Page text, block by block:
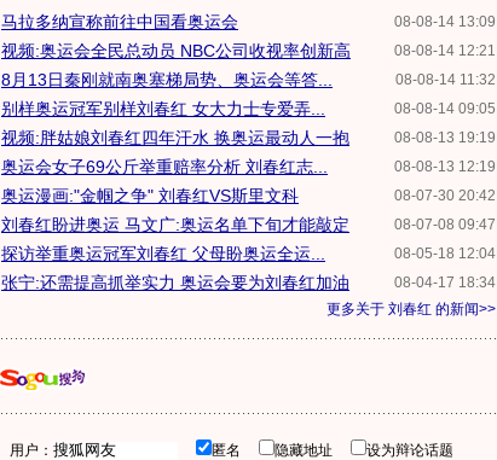
08-08-14 13:09
马拉多纳宣称前往中国看奥运会
08-08-14 12:21
视频:奥运会全民总动员 NBC公司收视率创新高
08-08-14 11:32
8月13日秦刚就南奥塞梯局势、奥运会等答...
08-08-14 09:05
别样奥运冠军别样刘春红 女大力士专爱弄...
08-08-13 19:19
视频:胖姑娘刘春红四年汗水 换奥运最动人一抱
08-08-13 12:19
奥运会女子69公斤举重赔率分析 刘春红志...
08-07-30 20:42
奥运漫画:"金帼之争" 刘春红VS斯里文科
08-07-08 09:47
刘春红盼进奥运 马文广:奥运名单下旬才能敲定
08-05-18 12:04
探访举重奥运冠军刘春红 父母盼奥运全运...
08-04-17 18:34
张宁:还需提高抓举实力 奥运会要为刘春红加油
更多关于 刘春红 的新闻>>
用户： 匿名 隐藏地址 设为辩论话题